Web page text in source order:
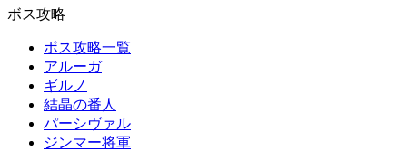
ボス攻略
ボス攻略一覧
アルーガ
ギルノ
結晶の番人
パーシヴァル
ジンマー将軍